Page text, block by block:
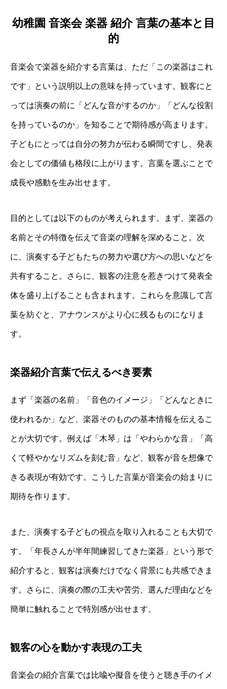
幼稚園 音楽会 楽器 紹介 言葉の基本と目
的
音楽会で楽器を紹介する言葉は、ただ「この楽器はこれ
です」という説明以上の意味を持っています。観客にと
っては演奏の前に「どんな音がするのか」「どんな役割
を持っているのか」を知ることで期待感が高まります。
子どもにとっては自分の努力が伝わる瞬間ですし、発表
会としての価値も格段に上がります。言葉を選ぶことで
成長や感動を生み出せます。
目的としては以下のものが考えられます。まず、楽器の
名前とその特徴を伝えて音楽の理解を深めること。次
に、演奏する子どもたちの努力や選び方への思いなどを
共有すること。さらに、観客の注意を惹きつけて発表全
体を盛り上げることも含まれます。これらを意識して言
葉を紡ぐと、アナウンスがより心に残るものになりま
す。
楽器紹介言葉で伝えるべき要素
まず「楽器の名前」「音色のイメージ」「どんなときに
使われるか」など、楽器そのものの基本情報を伝えるこ
とが大切です。例えば「木琴」は「やわらかな音」「高
くて軽やかなリズムを刻む音」など、観客が音を想像で
きる表現が有効です。こうした言葉が音楽会の始まりに
期待を作ります。
また、演奏する子どもの視点を取り入れることも大切で
す。「年長さんが半年間練習してきた楽器」という形で
紹介すると、観客は演奏だけでなく背景にも共感できま
す。さらに、演奏の際の工夫や苦労、選んだ理由などを
簡単に触れることで特別感が出せます。
観客の心を動かす表現の工夫
音楽会の紹介言葉では比喩や擬音を使うと聴き手のイメ